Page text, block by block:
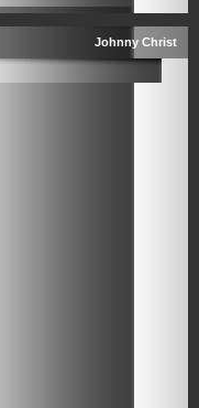
Johnny Christ